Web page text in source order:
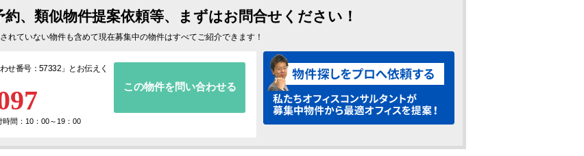
約、類似物件提案依頼等、まずはお問合せください！
れていない物件も含めて現在募集中の物件はすべてご紹介できます！
せ番号：57332 」とお伝えく
間：10：00～19：00
この物件を問い合わせる